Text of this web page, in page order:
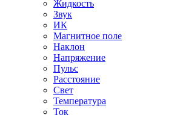
Жидкость
Звук
ИК
Магнитное поле
Наклон
Напряжение
Пульс
Расстояние
Свет
Температура
Ток